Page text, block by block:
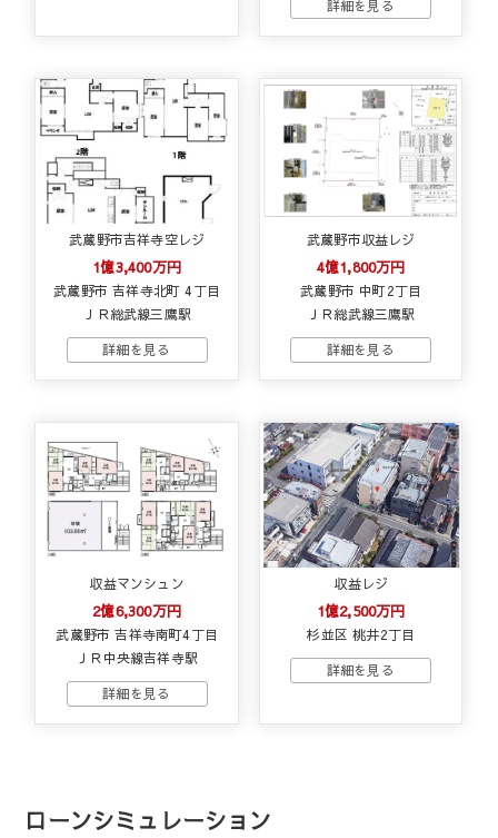
武蔵野市吉祥寺空レジ
1億3,400万円
武蔵野市 吉祥寺北町 4丁目
ＪＲ総武線三鷹駅
武蔵野市収益レジ
4億1,800万円
武蔵野市 中町2丁目
ＪＲ総武線三鷹駅
収益マンシュン
2億6,300万円
武蔵野市 吉祥寺南町4丁目
ＪＲ中央線吉祥寺駅
収益レジ
1億2,500万円
杉並区 桃井2丁目
ローンシミュレーション